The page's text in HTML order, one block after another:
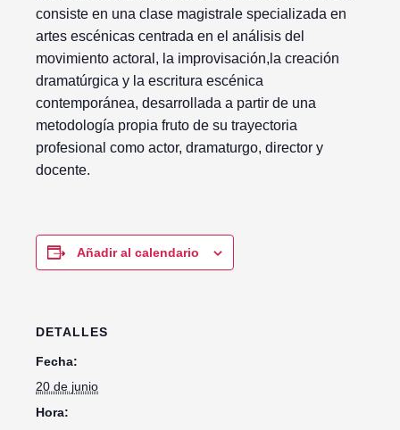
consiste en una clase magistrale specializada en
artes escénicas centrada en el análisis del
movimiento actoral, la improvisación,la creación
dramatúrgica y la escritura escénica
contemporánea, desarrollada a partir de una
metodología propia fruto de su trayectoria
profesional como actor, dramaturgo, director y
docente.
Añadir al calendario
DETALLES
Fecha:
20 de junio
Hora: